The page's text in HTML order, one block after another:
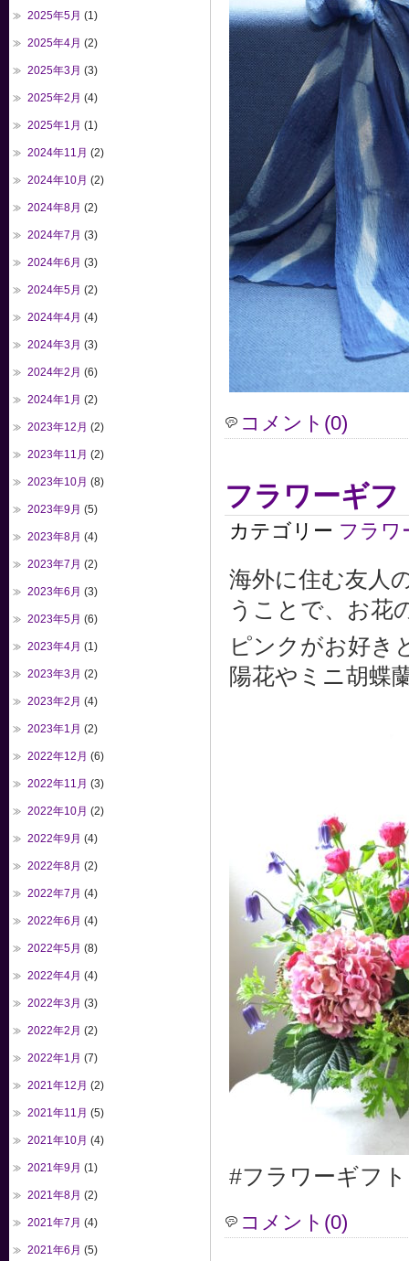
コメント(0)
フラワーギフ
カテゴリー フラワ
海外に住む友人
うことで、お花
ピンクがお好き
陽花やミニ胡蝶
#フラワーギフ
コメント(0)
2025年5月 (1)
2025年4月 (2)
2025年3月 (3)
2025年2月 (4)
2025年1月 (1)
2024年11月 (2)
2024年10月 (2)
2024年8月 (2)
2024年7月 (3)
2024年6月 (3)
2024年5月 (2)
2024年4月 (4)
2024年3月 (3)
2024年2月 (6)
2024年1月 (2)
2023年12月 (2)
2023年11月 (2)
2023年10月 (8)
2023年9月 (5)
2023年8月 (4)
2023年7月 (2)
2023年6月 (3)
2023年5月 (6)
2023年4月 (1)
2023年3月 (2)
2023年2月 (4)
2023年1月 (2)
2022年12月 (6)
2022年11月 (3)
2022年10月 (2)
2022年9月 (4)
2022年8月 (2)
2022年7月 (4)
2022年6月 (4)
2022年5月 (8)
2022年4月 (4)
2022年3月 (3)
2022年2月 (2)
2022年1月 (7)
2021年12月 (2)
2021年11月 (5)
2021年10月 (4)
2021年9月 (1)
2021年8月 (2)
2021年7月 (4)
2021年6月 (5)